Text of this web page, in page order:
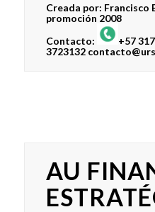
Creada por: Francisco
promoción 2008
Contacto:
+57 317
3723132
AU